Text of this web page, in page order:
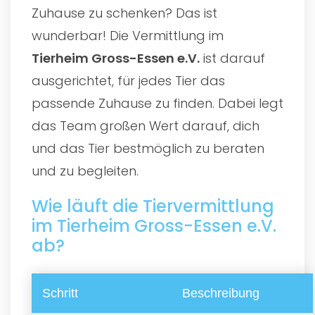
Zuhause zu schenken? Das ist
wunderbar! Die Vermittlung im
Tierheim Gross-Essen e.V. ist darauf
ausgerichtet, für jedes Tier das
passende Zuhause zu finden. Dabei legt
das Team großen Wert darauf, dich
und das Tier bestmöglich zu beraten
und zu begleiten.
Wie läuft die Tiervermittlung
im Tierheim Gross-Essen e.V.
ab?
Schritt Beschreibung